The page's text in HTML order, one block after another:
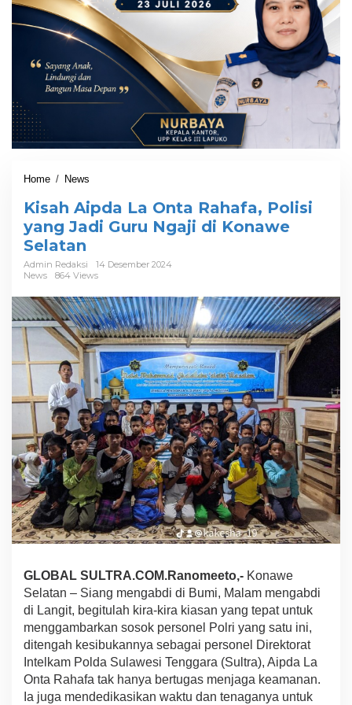
Home / News
s
a
h
p
a
L
a
O
a
R
a
h
a
f
a
,
P
o
l
i
i
y
n
g
J
a
d
Kisah Aipda La Onta Rahafa, Polisi
yang Jadi Guru Ngaji di Konawe
Selatan
Admin Redaksi
14 Desember 2024
News
864 Views
GLOBAL SULTRA.COM.Ranomeeto,- Konawe
Selatan – Siang mengabdi di Bumi, Malam mengabdi
di Langit, begitulah kira-kira kiasan yang tepat untuk
menggambarkan sosok personel Polri yang satu ini,
ditengah kesibukannya sebagai personel Direktorat
Intelkam Polda Sulawesi Tenggara (Sultra), Aipda La
Onta Rahafa tak hanya bertugas menjaga keamanan.
Ia juga mendedikasikan waktu dan tenaganya untuk